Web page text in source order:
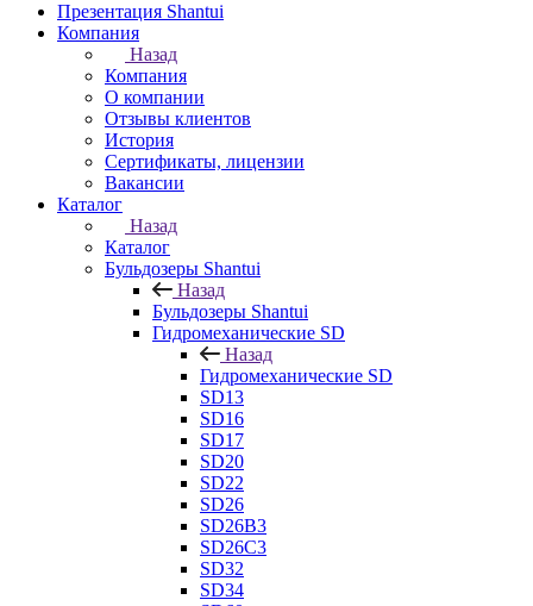
Презентация Shantui
Компания
Назад
Компания
О компании
Отзывы клиентов
История
Сертификаты, лицензии
Вакансии
Каталог
Назад
Каталог
Бульдозеры Shantui
Назад
Бульдозеры Shantui
Гидромеханические SD
Назад
Гидромеханические SD
SD13
SD16
SD17
SD20
SD22
SD26
SD26B3
SD26C3
SD32
SD34